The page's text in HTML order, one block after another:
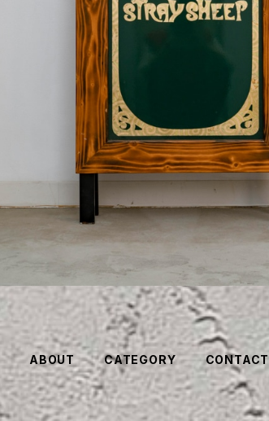
ABOUT CATEGORY CONTACT